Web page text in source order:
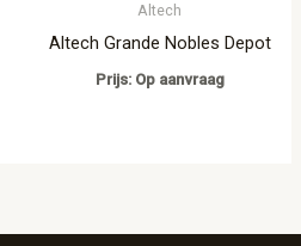
Altech
Altech Grande Nobles Depot
Prijs: Op aanvraag